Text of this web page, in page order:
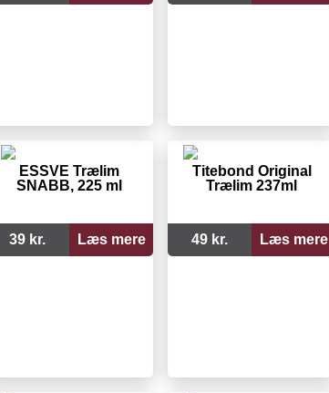
ESSVE Trælim
SNABB, 225 ml
39 kr. Læs mere
Titebond Original
Trælim 237ml
49 kr. Læs mere